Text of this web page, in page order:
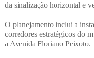
da sinalização horizontal e
O planejamento inclui a
corredores estratégicos do
a Avenida Floriano Peixoto.